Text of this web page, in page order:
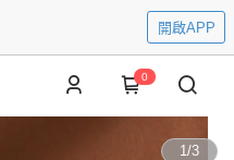
開啟APP
0
1/3